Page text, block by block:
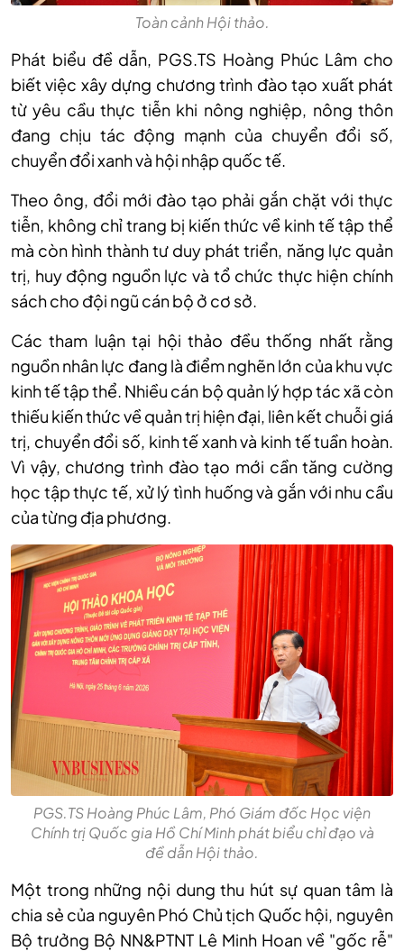
Toàn cảnh Hội thảo.
Phát biểu đề dẫn, PGS.TS Hoàng Phúc Lâm cho
biết việc xây dựng chương trình đào tạo xuất phát
từ yêu cầu thực tiễn khi nông nghiệp, nông thôn
đang chịu tác động mạnh của chuyển đổi số,
chuyển đổi xanh và hội nhập quốc tế.
Theo ông, đổi mới đào tạo phải gắn chặt với thực
tiễn, không chỉ trang bị kiến thức về kinh tế tập thể
mà còn hình thành tư duy phát triển, năng lực quản
trị, huy động nguồn lực và tổ chức thực hiện chính
sách cho đội ngũ cán bộ ở cơ sở.
Các tham luận tại hội thảo đều thống nhất rằng
nguồn nhân lực đang là điểm nghẽn lớn của khu vực
kinh tế tập thể. Nhiều cán bộ quản lý hợp tác xã còn
thiếu kiến thức về quản trị hiện đại, liên kết chuỗi giá
trị, chuyển đổi số, kinh tế xanh và kinh tế tuần hoàn.
Vì vậy, chương trình đào tạo mới cần tăng cường
học tập thực tế, xử lý tình huống và gắn với nhu cầu
của từng địa phương.
PGS.TS Hoàng Phúc Lâm, Phó Giám đốc Học viện
Chính trị Quốc gia Hồ Chí Minh phát biểu chỉ đạo và
đề dẫn Hội thảo.
Một trong những nội dung thu hút sự quan tâm là
chia sẻ của nguyên Phó Chủ tịch Quốc hội, nguyên
Bộ trưởng Bộ NN&PTNT Lê Minh Hoan về "gốc rễ"